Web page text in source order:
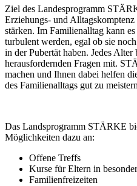
Ziel des Landesprogramm
Erziehungs- und
stärken. Im Familienalltag kann
turbulent werden, egal ob sie
in der Pubertät haben. Jedes
herausfordernden Fragen mit.
machen und Ihnen dabei helfen
des Familienalltags gut zu
Das Landsprogramm STÄRKE
Möglichkeiten dazu an:
Offene Treffs
Kurse für Eltern in
Familienfreizeiten